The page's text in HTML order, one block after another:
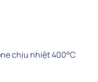
chịu nhiệt 400°C